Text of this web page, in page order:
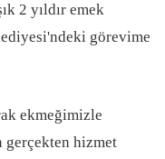
2 yıldır emek
görevime
ekmeğimizle
hizmet